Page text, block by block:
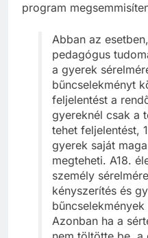
program
Abban az
pedagógus
a gyerek
bűncselekményt
feljelentést a
gyereknél csak a
tehet feljelentést,
gyerek saját
megteheti. A18.
személy
kényszerítés és
Azonban ha a